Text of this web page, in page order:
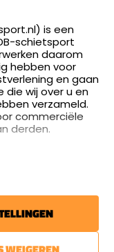
én 18:00 - 21:00
bestelling.
nieuws
is een
schietsport
daarom
hebben voor
en gaan
wij over u en
verzameld.
commerciële
derden.
de Adwords-
Google
verkregen